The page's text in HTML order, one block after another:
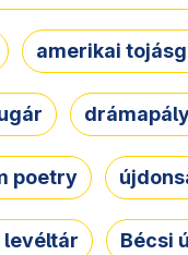
amerikai
poetry
levéltár Bécsi